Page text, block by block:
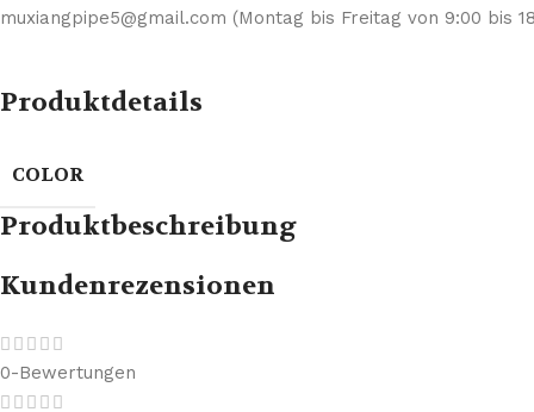
muxiangpipe5@gmail.com (Montag bis Freitag von 9:00 bis
Produktdetails
COLOR
Produktbeschreibung
Kundenrezensionen
0-Bewertungen